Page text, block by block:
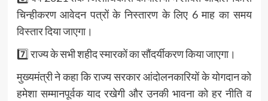
चिन्हीकरण आवेदन पत्रों के निस्तारण के लिए 6 माह का समय
विस्तार दिया जाएगा।
7️⃣ राज्य के सभी शहीद स्मारकों का सौंदर्यीकरण किया जाएगा।
मुख्यमंत्री ने कहा कि राज्य सरकार आंदोलनकारियों के योगदान को
हमेशा सम्मानपूर्वक याद रखेगी और उनकी भावना को हर नीति व